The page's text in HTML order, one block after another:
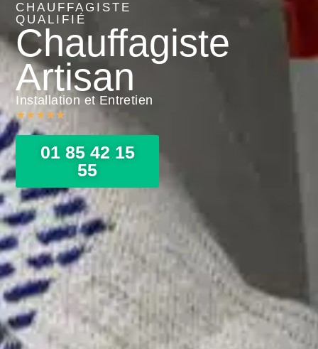
CHAUFFAGISTE
QUALIFIÉ
Chauffagiste
Artisan
Installation et Entretien
★★★★★
01 85 42 15
55